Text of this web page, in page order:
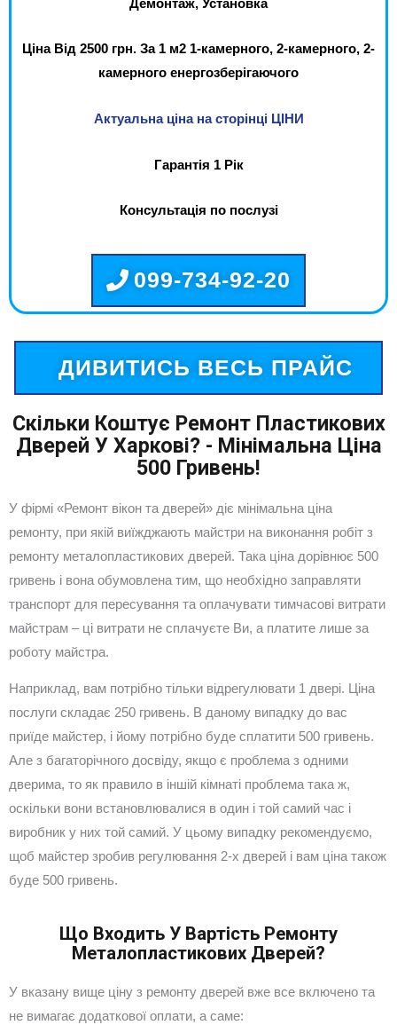
Демонтаж, Установка
Ціна Від 2500 грн. За 1 м2 1-камерного, 2-камерного, 2-
камерного енергозберігаючого
Актуальна ціна на сторінці ЦІНИ
Гарантія 1 Рік
Консультація по послузі
099-734-92-20
ДИВИТИСЬ ВЕСЬ ПРАЙС
Скільки Коштує Ремонт Пластикових
Дверей У Харкові? - Мінімальна Ціна
500 Гривень!
У фірмі «Ремонт вікон та дверей» діє мінімальна ціна
ремонту, при якій виїжджають майстри на виконання робіт з
ремонту металопластикових дверей. Така ціна дорівнює 500
гривень і вона обумовлена тим, що необхідно заправляти
транспорт для пересування та оплачувати тимчасові витрати
майстрам – ці витрати не сплачуєте Ви, а платите лише за
роботу майстра.
Наприклад, вам потрібно тільки відрегулювати 1 двері. Ціна
послуги складає 250 гривень. В даному випадку до вас
приїде майстер, і йому потрібно буде сплатити 500 гривень.
Але з багаторічного досвіду, якщо є проблема з одними
дверима, то як правило в іншій кімнаті проблема така ж,
оскільки вони встановлювалися в один і той самий час і
виробник у них той самий. У цьому випадку рекомендуємо,
щоб майстер зробив регулювання 2-х дверей і вам ціна також
буде 500 гривень.
Що Входить У Вартість Ремонту
Металопластикових Дверей?
У вказану вище ціну з ремонту дверей вже все включено та
не вимагає додаткової оплати, а саме: